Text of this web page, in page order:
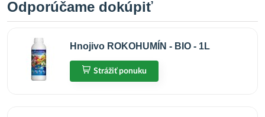
Odporúčame dokúpiť
Hnojivo ROKOHUMÍN - BIO - 1L
Strážiť ponuku